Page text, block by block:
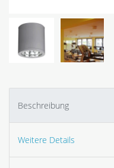
Beschreibung
Weitere Details